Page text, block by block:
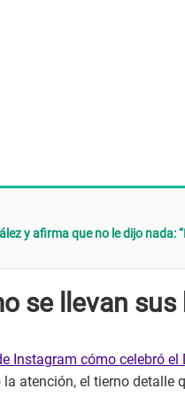
y afirma que no le dijo nada:
se llevan
Instagram cómo celebró el
atención, el tierno detalle